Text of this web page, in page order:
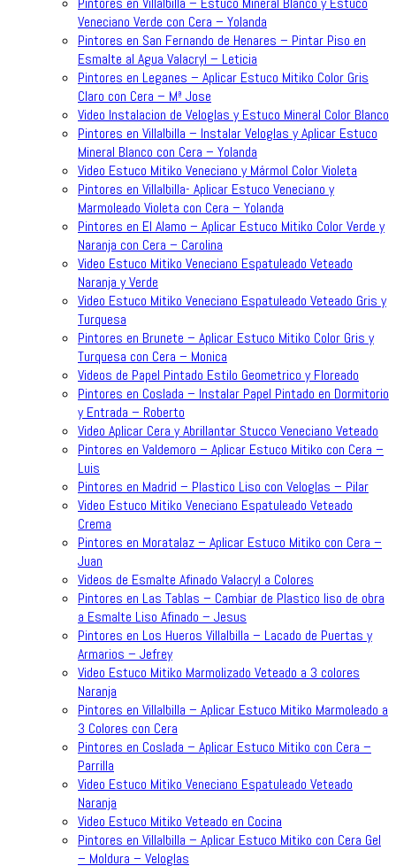
Veneciano Verde con Cera – Yolanda
Pintores en San Fernando de Henares – Pintar Piso en
Esmalte al Agua Valacryl – Leticia
Pintores en Leganes – Aplicar Estuco Mitiko Color Gris
Claro con Cera – Mª Jose
Video Instalacion de Veloglas y Estuco Mineral Color Blanco
Pintores en Villalbilla – Instalar Veloglas y Aplicar Estuco
Mineral Blanco con Cera – Yolanda
Video Estuco Mitiko Veneciano y Mármol Color Violeta
Pintores en Villalbilla- Aplicar Estuco Veneciano y
Marmoleado Violeta con Cera – Yolanda
Pintores en El Alamo – Aplicar Estuco Mitiko Color Verde y
Naranja con Cera – Carolina
Video Estuco Mitiko Veneciano Espatuleado Veteado
Naranja y Verde
Video Estuco Mitiko Veneciano Espatuleado Veteado Gris y
Turquesa
Pintores en Brunete – Aplicar Estuco Mitiko Color Gris y
Turquesa con Cera – Monica
Videos de Papel Pintado Estilo Geometrico y Floreado
Pintores en Coslada – Instalar Papel Pintado en Dormitorio
y Entrada – Roberto
Video Aplicar Cera y Abrillantar Stucco Veneciano Veteado
Pintores en Valdemoro – Aplicar Estuco Mitiko con Cera –
Luis
Pintores en Madrid – Plastico Liso con Veloglas – Pilar
Video Estuco Mitiko Veneciano Espatuleado Veteado
Crema
Pintores en Moratalaz – Aplicar Estuco Mitiko con Cera –
Juan
Videos de Esmalte Afinado Valacryl a Colores
Pintores en Las Tablas – Cambiar de Plastico liso de obra
a Esmalte Liso Afinado – Jesus
Pintores en Los Hueros Villalbilla – Lacado de Puertas y
Armarios – Jefrey
Video Estuco Mitiko Marmolizado Veteado a 3 colores
Naranja
Pintores en Villalbilla – Aplicar Estuco Mitiko Marmoleado a
3 Colores con Cera
Pintores en Coslada – Aplicar Estuco Mitiko con Cera –
Parrilla
Video Estuco Mitiko Veneciano Espatuleado Veteado
Naranja
Video Estuco Mitiko Veteado en Cocina
Pintores en Villalbilla – Aplicar Estuco Mitiko con Cera Gel
– Moldura – Veloglas